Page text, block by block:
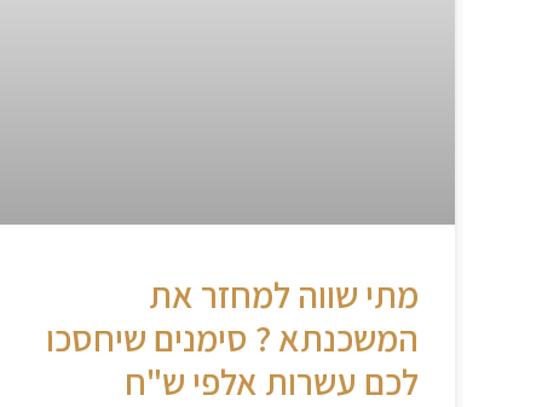
מתי שווה למחזר את
המשכנתא ? סימנים שיחסכו
לכם עשרות אלפי ש"ח